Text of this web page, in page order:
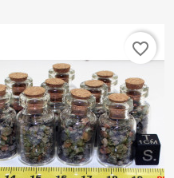
favorite_border